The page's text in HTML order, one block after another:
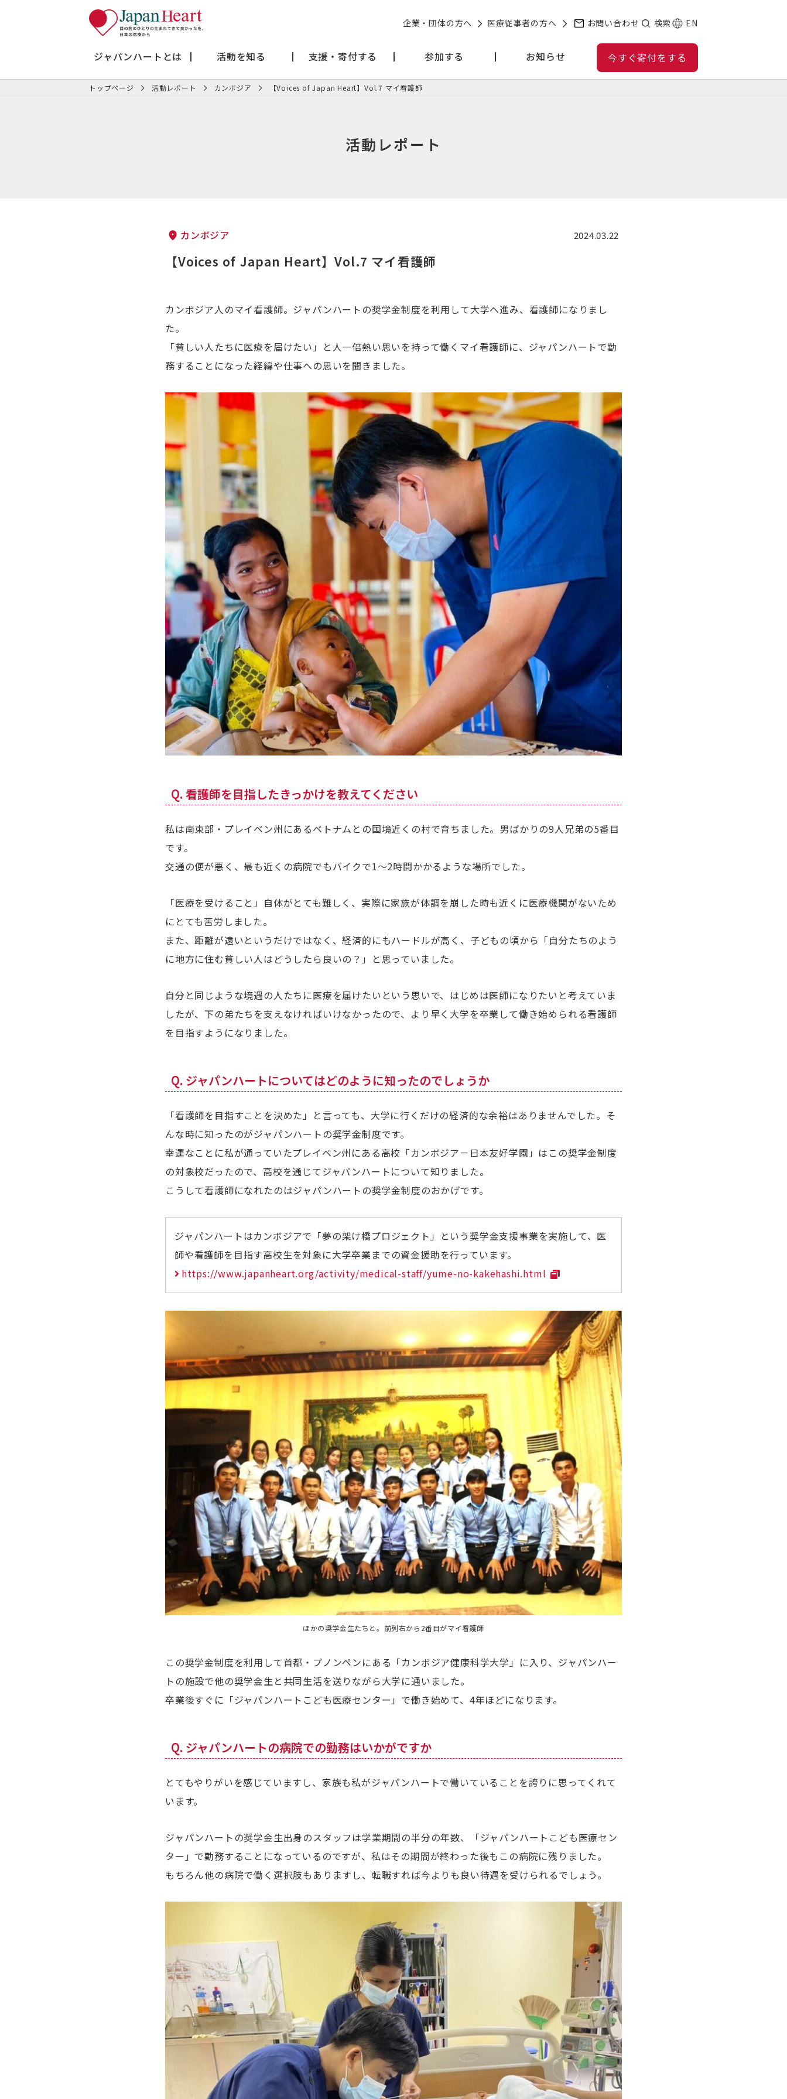
企業・団体の方へ 医療従事者の方へ お問い合わせ 検索 EN
ジャパンハートとは 活動を知る 支援・寄付する 参加する お知らせ 今すぐ寄付をする
トップページ 活動レポート カンボジア 【Voices of Japan Heart】Vol.7 マイ看護師
活動レポート
カンボジア 2024.03.22
【Voices of Japan Heart】Vol.7 マイ看護師
カンボジア人のマイ看護師。ジャパンハートの奨学金制度を利用して大学へ進み、看護師になりまし
た。
「貧しい人たちに医療を届けたい」と人一倍熱い思いを持って働くマイ看護師に、ジャパンハートで勤
務することになった経緯や仕事への思いを聞きました。
Q. 看護師を目指したきっかけを教えてください
私は南東部・プレイベン州にあるベトナムとの国境近くの村で育ちました。男ばかりの9人兄弟の5番目
です。
交通の便が悪く、最も近くの病院でもバイクで1～2時間かかるような場所でした。
「医療を受けること」自体がとても難しく、実際に家族が体調を崩した時も近くに医療機関がないため
にとても苦労しました。
また、距離が遠いというだけではなく、経済的にもハードルが高く、子どもの頃から「自分たちのよう
に地方に住む貧しい人はどうしたら良いの？」と思っていました。
自分と同じような境遇の人たちに医療を届けたいという思いで、はじめは医師になりたいと考えていま
したが、下の弟たちを支えなければいけなかったので、より早く大学を卒業して働き始められる看護師
を目指すようになりました。
Q. ジャパンハートについてはどのように知ったのでしょうか
「看護師を目指すことを決めた」と言っても、大学に行くだけの経済的な余裕はありませんでした。そ
んな時に知ったのがジャパンハートの奨学金制度です。
幸運なことに私が通っていたプレイベン州にある高校「カンボジア－日本友好学園」はこの奨学金制度
の対象校だったので、高校を通じてジャパンハートについて知りました。
こうして看護師になれたのはジャパンハートの奨学金制度のおかげです。
ジャパンハートはカンボジアで「夢の架け橋プロジェクト」という奨学金支援事業を実施して、医
師や看護師を目指す高校生を対象に大学卒業までの資金援助を行っています。
https://www.japanheart.org/activity/medical-staff/yume-no-kakehashi.html
ほかの奨学金生たちと。前列右から2番目がマイ看護師
この奨学金制度を利用して首都・プノンペンにある「カンボジア健康科学大学」に入り、ジャパンハー
トの施設で他の奨学金生と共同生活を送りながら大学に通いました。
卒業後すぐに「ジャパンハートこども医療センター」で働き始めて、4年ほどになります。
Q. ジャパンハートの病院での勤務はいかがですか
とてもやりがいを感じていますし、家族も私がジャパンハートで働いていることを誇りに思ってくれて
います。
ジャパンハートの奨学金生出身のスタッフは学業期間の半分の年数、「ジャパンハートこども医療セン
ター」で勤務することになっているのですが、私はその期間が終わった後もこの病院に残りました。
もちろん他の病院で働く選択肢もありますし、転職すれば今よりも良い待遇を受けられるでしょう。